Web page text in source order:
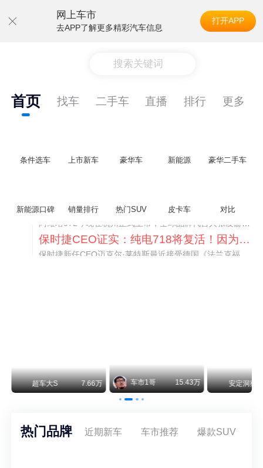
网上车市
去APP了解更多精彩汽车信息
打开APP
搜索关键词
首页 找车 二手车 直播 排行 更多
条件选车 上市新车 豪华车 新能源 豪华二手车
新能源口碑 销量排行 热门SUV 皮卡车 对比阿维塔07L限时权益价21.99万起，张凌赫成首位车主
超车大S 7.66万 车市1哥 15.43万 安定洞察
热门品牌 近期新车 车市推荐 爆款SUV